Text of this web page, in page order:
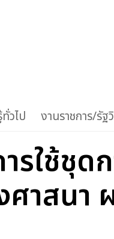
วไป งานราชการ/รั
รใช้ชุ
ศาสนา